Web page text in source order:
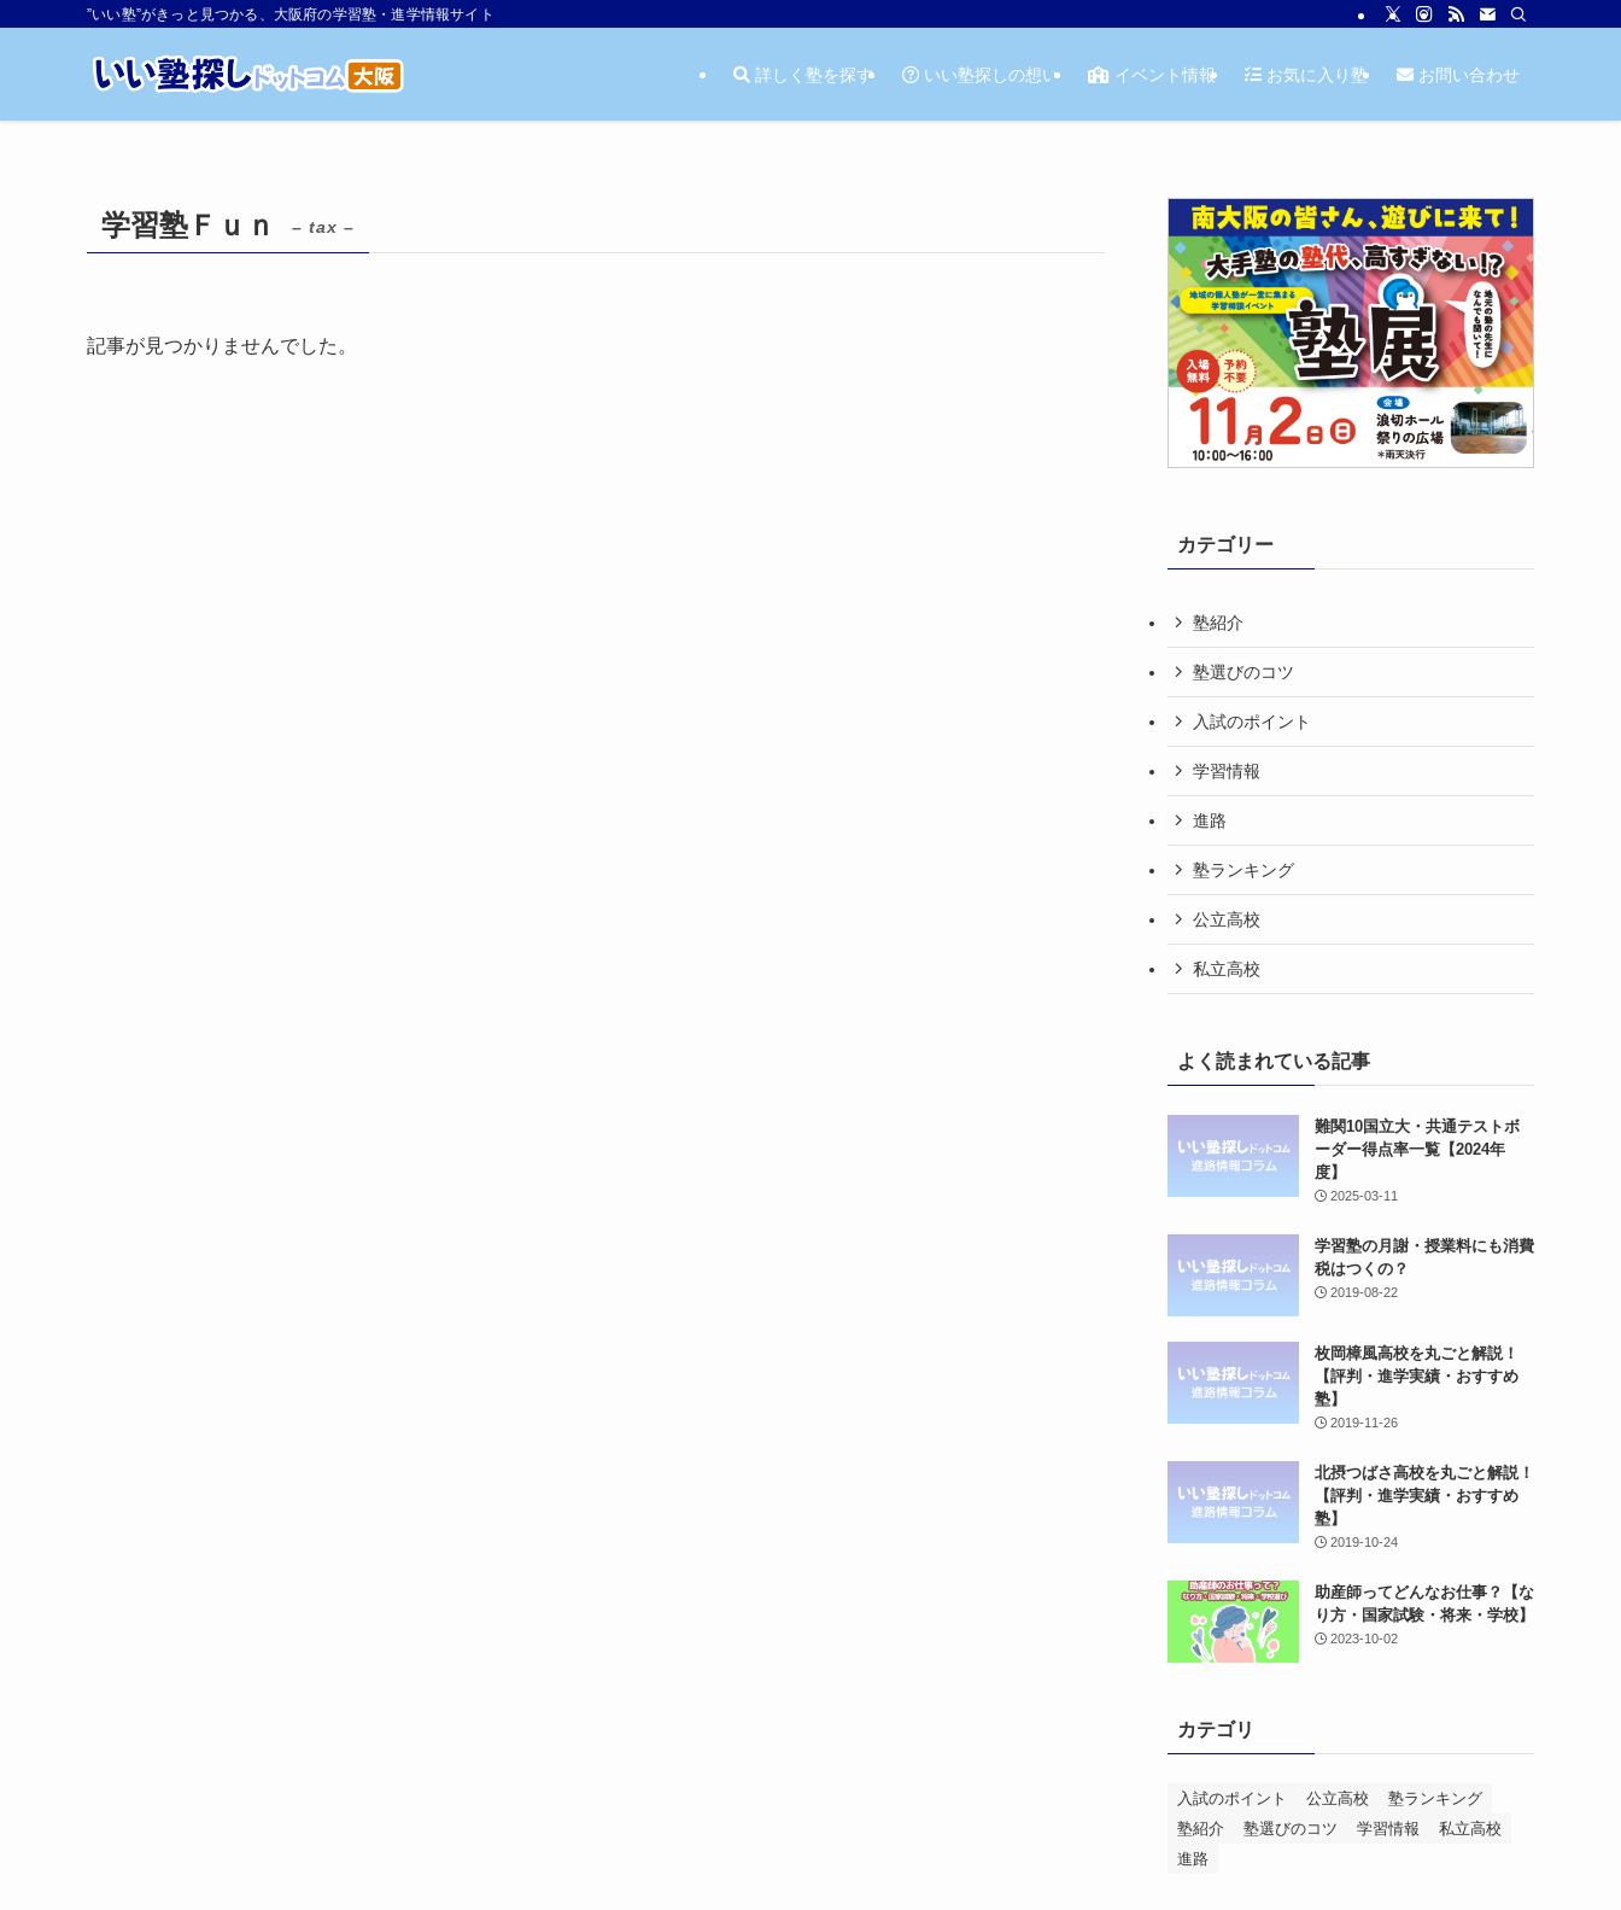
”いい塾”がきっと見つかる、大阪府の学習塾・進学情報サイト
詳しく塾を探す いい塾探しの想い イベント情報 お気に入り塾 お問い合わせ
学習塾Ｆｕｎ – tax –
記事が見つかりませんでした。
カテゴリー
塾紹介
塾選びのコツ
入試のポイント
学習情報
進路
塾ランキング
公立高校
私立高校
よく読まれている記事
難関10国立大・共通テストボ
ーダー得点率一覧【2024年
度】
2025-03-11
学習塾の月謝・授業料にも消費
税はつくの？
2019-08-22
枚岡樟風高校を丸ごと解説！
【評判・進学実績・おすすめ
塾】
2019-11-26
北摂つばさ高校を丸ごと解説！
【評判・進学実績・おすすめ
塾】
2019-10-24
助産師ってどんなお仕事？【な
り方・国家試験・将来・学校】
2023-10-02
カテゴリ
入試のポイント 公立高校
塾ランキング
塾紹介
塾選びのコツ 学習情報
私立高校
進路